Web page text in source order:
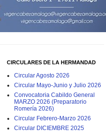
CIRCULARES DE LA HERMANDAD
Circular Agosto 2026
Circular Mayo-Junio y Julio 2026
Convocatoria Cabildo General
MARZO 2026 (Preparatorio
Romería 2026)
Circular Febrero-Marzo 2026
Circular DICIEMBRE 2025